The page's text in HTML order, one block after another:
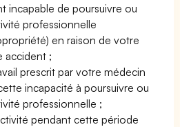
incapable de poursuivre ou
professionnelle
en raison de votre
accident ;
prescrit par votre médecin
incapacité à poursuivre ou
professionnelle ;
pendant cette période